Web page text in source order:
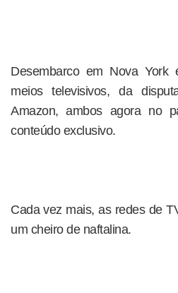
Desembarco em Nova
meios televisivos, da
Amazon, ambos agora no
conteúdo exclusivo.
Cada vez mais, as redes de
um cheiro de naftalina.